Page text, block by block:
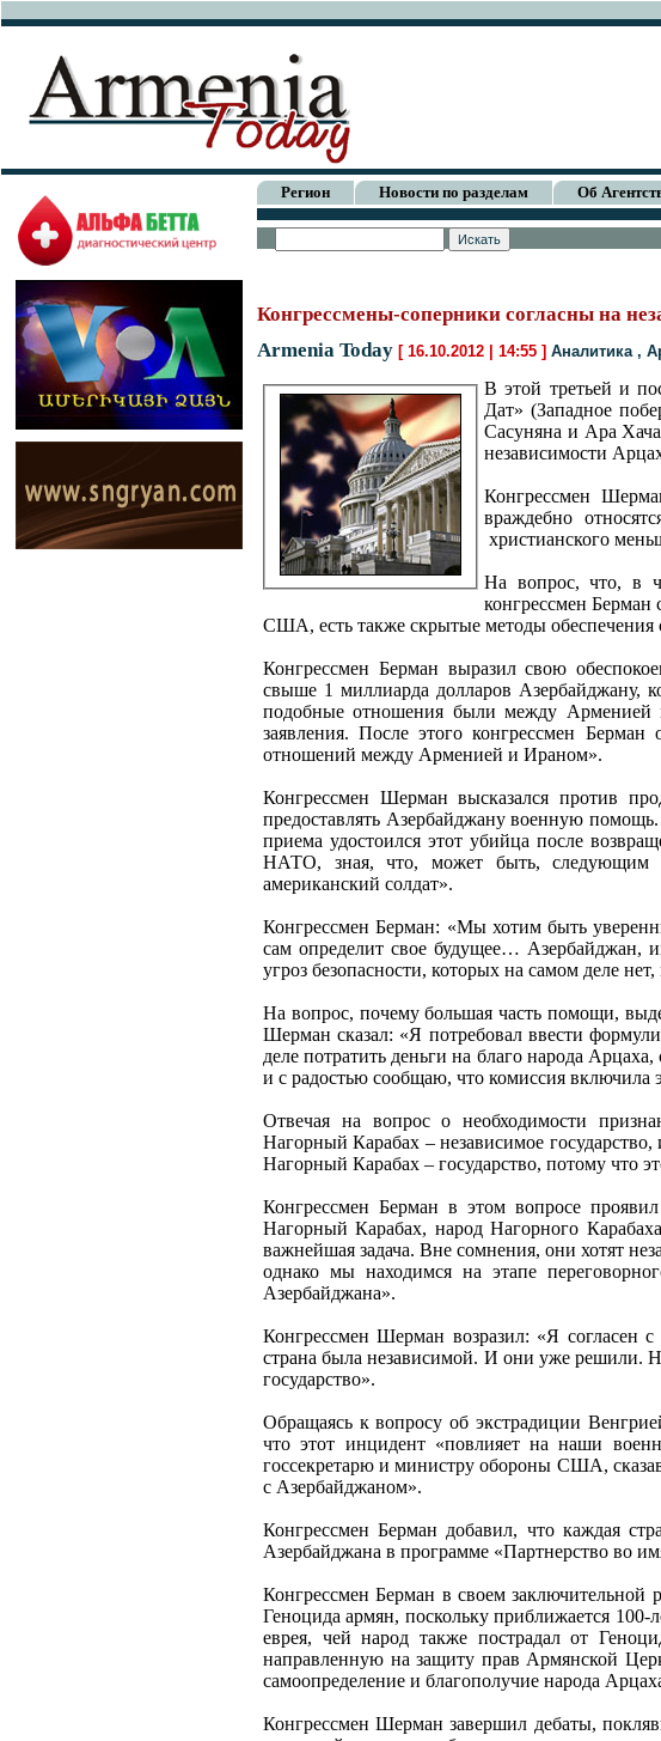
Регион Новости по разделам Об
Конгрессмены-соперники согласны на
Armenia Today [ 16.10.2012 | 14:55 ] Аналитика ,
В этой третьей и
Дат» (Западное
Сасуняна и Ара
независимости
Конгрессмен
враждебно
христианского
На вопрос, что, в
конгрессмен Берман
США, есть также скрытые методы
Конгрессмен Берман выразил свою
свыше 1 миллиарда долларов Азербайджану,
подобные отношения были между Арменией
заявления. После этого конгрессмен
отношений между Арменией и Ираном».
Конгрессмен Шерман высказался против
предоставлять Азербайджану военную
приема удостоился этот убийца после
НАТО, зная, что, может быть, следующим
американский солдат».
Конгрессмен Берман: «Мы хотим быть
сам определит свое будущее… Азербайджан,
угроз безопасности, которых на самом деле
На вопрос, почему большая часть помощи,
Шерман сказал: «Я потребовал ввести
деле потратить деньги на благо народа
и с радостью сообщаю, что комиссия включила
Отвечая на вопрос о необходимости
Нагорный Карабах – независимое
Нагорный Карабах – государство, потому что
Конгрессмен Берман в этом вопросе
Нагорный Карабах, народ Нагорного
важнейшая задача. Вне сомнения, они хотят
однако мы находимся на этапе
Азербайджана».
Конгрессмен Шерман возразил: «Я согласен
страна была независимой. И они уже решили.
государство».
Обращаясь к вопросу об экстрадиции
что этот инцидент «повлияет на наши
госсекретарю и министру обороны США,
с Азербайджаном».
Конгрессмен Берман добавил, что каждая
Азербайджана в программе «Партнерство во
Конгрессмен Берман в своем
Геноцида армян, поскольку приближается 100-
еврея, чей народ также пострадал от
направленную на защиту прав Армянской
самоопределение и благополучие народа
Конгрессмен Шерман завершил дебаты,